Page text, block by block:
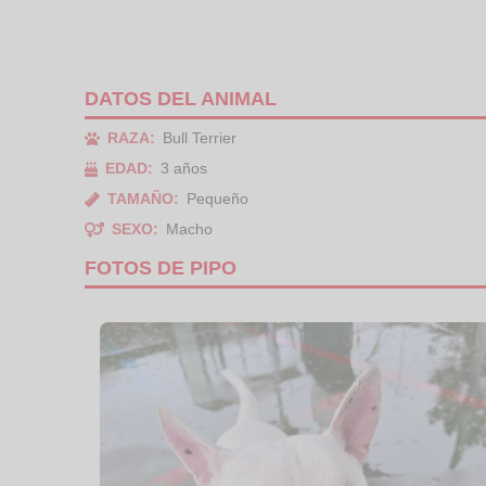
DATOS DEL ANIMAL
RAZA:
Bull Terrier
EDAD:
3 años
TAMAÑO:
Pequeño
SEXO:
Macho
FOTOS DE PIPO